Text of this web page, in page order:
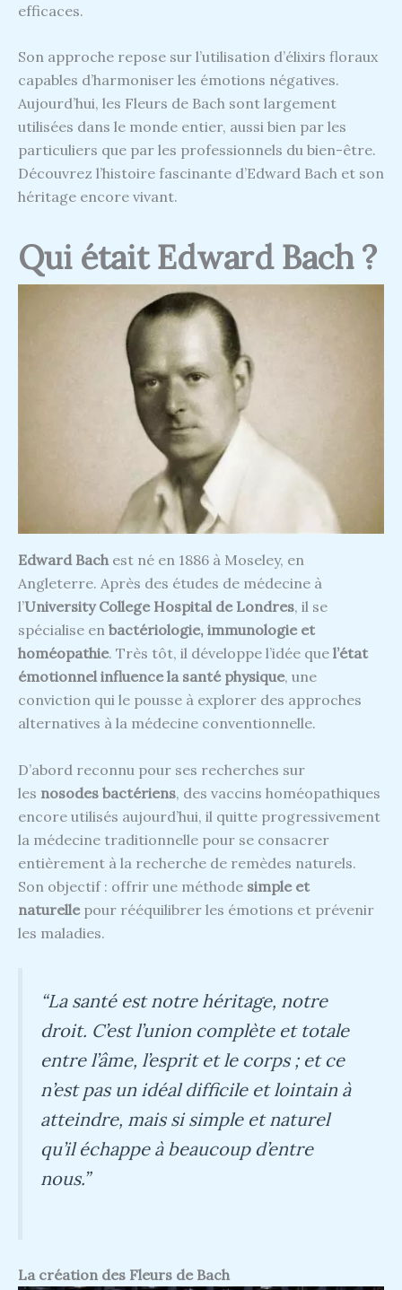
efficaces.
Son approche repose sur l’utilisation d’élixirs floraux
capables d’harmoniser les émotions négatives.
Aujourd’hui, les Fleurs de Bach sont largement
utilisées dans le monde entier, aussi bien par les
particuliers que par les professionnels du bien-être.
Découvrez l’histoire fascinante d’Edward Bach et son
héritage encore vivant.
Qui était Edward Bach ?
Edward Bachest né en 1886 à Moseley, en
Angleterre. Après des études de médecine à
l’University College Hospital de Londres, il se
spécialise en bactériologie, immunologie et
homéopathie. Très tôt, il développe l’idée que l’état
émotionnel influence la santé physique, une
conviction qui le pousse à explorer des approches
alternatives à la médecine conventionnelle.
D’abord reconnu pour ses recherches sur
les nosodes bactériens, des vaccins homéopathiques
encore utilisés aujourd’hui, il quitte progressivement
la médecine traditionnelle pour se consacrer
entièrement à la recherche de remèdes naturels.
Son objectif : offrir une méthode simple et
naturellepour rééquilibrer les émotions et prévenir
les maladies.
“La santé est notre héritage, notre
droit. C’est l’union complète et totale
entre l’âme, l’esprit et le corps ; et ce
n’est pas un idéal difficile et lointain à
atteindre, mais si simple et naturel
qu’il échappe à beaucoup d’entre
nous.”
La création des Fleurs de Bach